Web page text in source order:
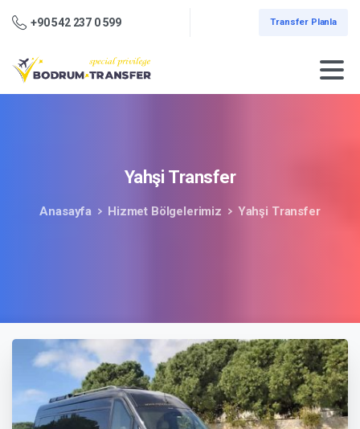
+90 542 237 0 599 Transfer Planla
Yahşi Transfer
Anasayfa Hizmet Bölgelerimiz Yahşi Transfer